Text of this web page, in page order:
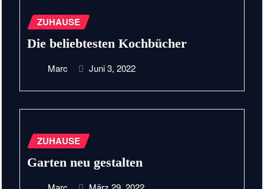
ZUHAUSE
Die beliebtesten Kochbücher
Marc Juni 3, 2022
ZUHAUSE
Garten neu gestalten